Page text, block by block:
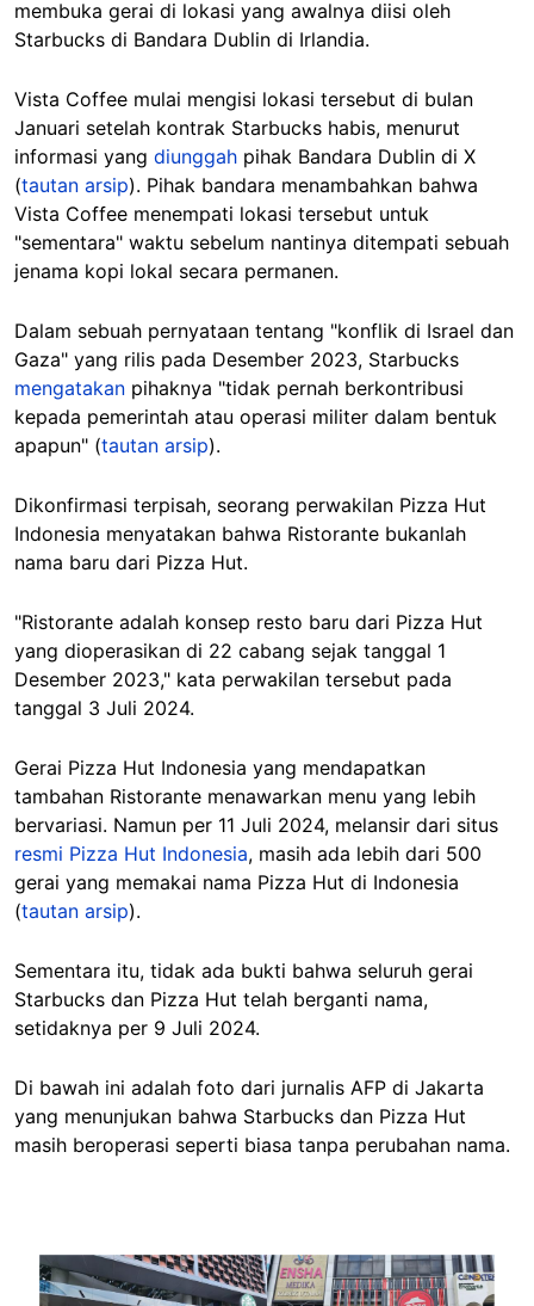
membuka gerai di lokasi yang awalnya diisi oleh
Starbucks di Bandara Dublin di Irlandia.
Vista Coffee mulai mengisi lokasi tersebut di bulan
Januari setelah kontrak Starbucks habis, menurut
informasi yang diunggah pihak Bandara Dublin di X
(tautan arsip). Pihak bandara menambahkan bahwa
Vista Coffee menempati lokasi tersebut untuk
"sementara" waktu sebelum nantinya ditempati sebuah
jenama kopi lokal secara permanen.
Dalam sebuah pernyataan tentang "konflik di Israel dan
Gaza" yang rilis pada Desember 2023, Starbucks
mengatakan pihaknya "tidak pernah berkontribusi
kepada pemerintah atau operasi militer dalam bentuk
apapun" (tautan arsip).
Dikonfirmasi terpisah, seorang perwakilan Pizza Hut
Indonesia menyatakan bahwa Ristorante bukanlah
nama baru dari Pizza Hut.
"Ristorante adalah konsep resto baru dari Pizza Hut
yang dioperasikan di 22 cabang sejak tanggal 1
Desember 2023," kata perwakilan tersebut pada
tanggal 3 Juli 2024.
Gerai Pizza Hut Indonesia yang mendapatkan
tambahan Ristorante menawarkan menu yang lebih
bervariasi. Namun per 11 Juli 2024, melansir dari situs
resmi Pizza Hut Indonesia, masih ada lebih dari 500
gerai yang memakai nama Pizza Hut di Indonesia
(tautan arsip).
Sementara itu, tidak ada bukti bahwa seluruh gerai
Starbucks dan Pizza Hut telah berganti nama,
setidaknya per 9 Juli 2024.
Di bawah ini adalah foto dari jurnalis AFP di Jakarta
yang menunjukan bahwa Starbucks dan Pizza Hut
masih beroperasi seperti biasa tanpa perubahan nama.
Image